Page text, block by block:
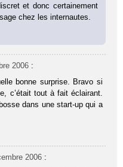
et donc certainement
chez les internautes.
2006 :
bonne surprise. Bravo si
c’était tout à fait éclairant.
dans une start-up qui a
2006 :